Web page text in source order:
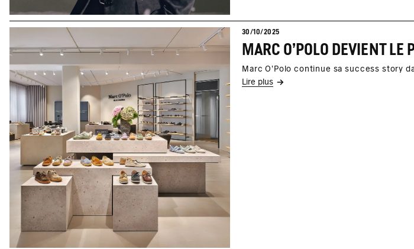
30/10/2025
MARC O'POLO DEVIENT LE
Marc O'Polo continue sa success story
Lire plus